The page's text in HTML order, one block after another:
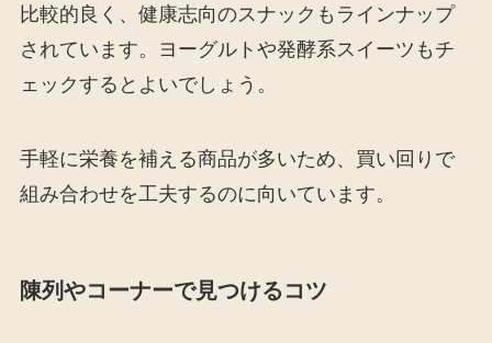
比較的良く、健康志向のスナックもラインナップ
されています。ヨーグルトや発酵系スイーツもチ
ェックするとよいでしょう。
手軽に栄養を補える商品が多いため、買い回りで
組み合わせを工夫するのに向いています。
陳列やコーナーで見つけるコツ